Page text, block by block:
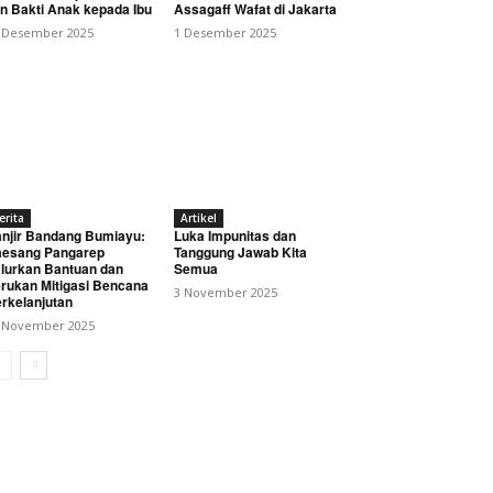
Bakti Anak kepada Ibu
2025
Assagaff Wafat di Jakarta
1 Desember 2025
Bandang Bumiayu:
Pangarep
Bantuan dan
Mitigasi Bencana
November 2025
Artikel
Luka Impunitas dan
Tanggung Jawab Kita
Semua
3 November 2025